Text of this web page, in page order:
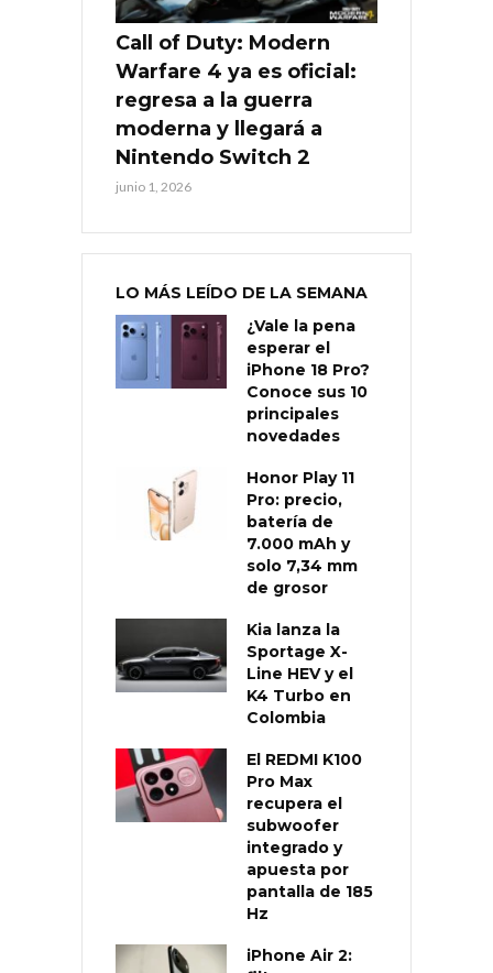
Call of Duty: Modern
Warfare 4 ya es oficial:
regresa a la guerra
moderna y llegará a
Nintendo Switch 2
junio 1, 2026
LO MÁS LEÍDO DE LA SEMANA
¿Vale la pena
esperar el
iPhone 18 Pro?
Conoce sus 10
principales
novedades
Honor Play 11
Pro: precio,
batería de
7.000 mAh y
solo 7,34 mm
de grosor
Kia lanza la
Sportage X-
Line HEV y el
K4 Turbo en
Colombia
El REDMI K100
Pro Max
recupera el
subwoofer
integrado y
apuesta por
pantalla de 185
Hz
iPhone Air 2: